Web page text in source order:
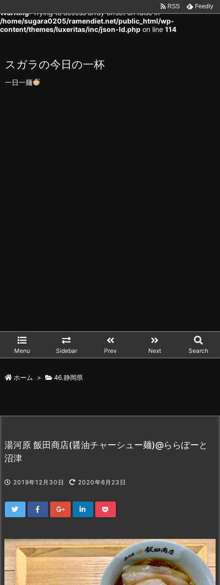
Warning: Trying to access array offset on false in
/home/sugara0205/ramendiet.net/public_html/wp-
content/themes/luxeritas/inc/json-ld.php on line 114
スガラの今日の一杯
一日一麺
Menu Sidebar Prev Next Search
RSS Feedly
ホーム > 46.静岡県
湯河原 飯田商店(醤油チャーシュー麺)@ららぽーと
沼津
2019年12月30日 2020年6月23日